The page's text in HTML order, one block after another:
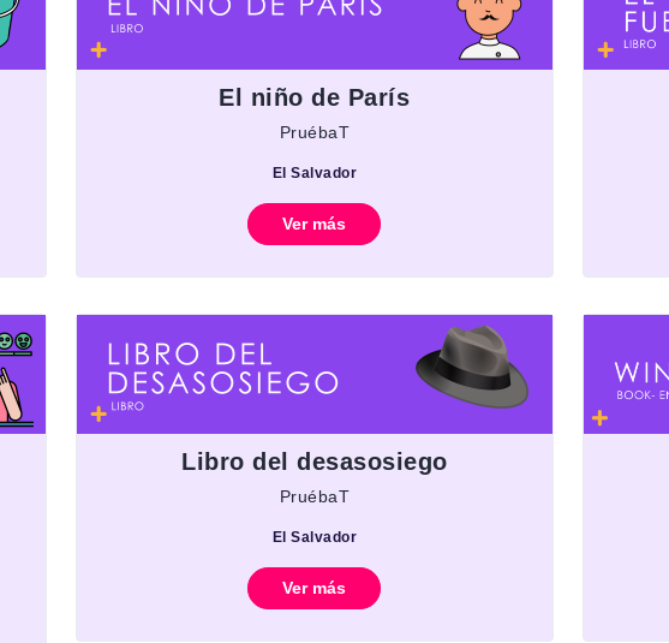
El niño de París
PruébaT
El Salvador
Ver más
Libro del desasosiego
PruébaT
El Salvador
Ver más